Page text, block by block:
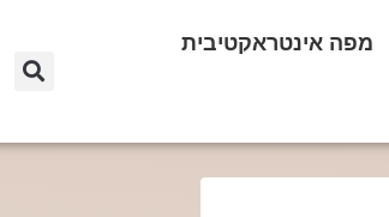
מפה אינטראקטיבית